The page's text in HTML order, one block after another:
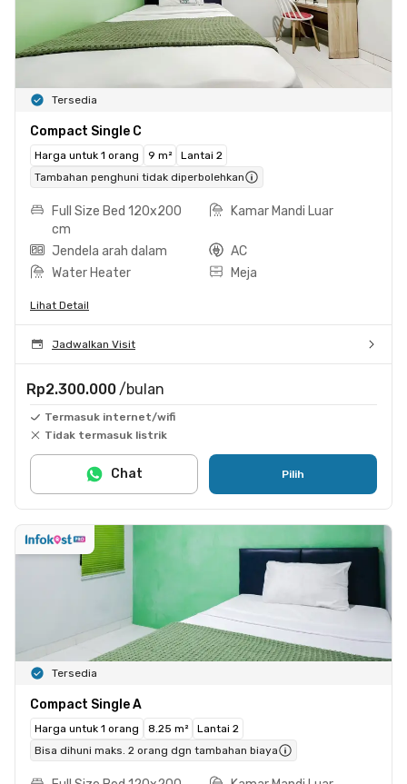
Tersedia
Compact Single C
Harga untuk 1 orang 9 m²
Lantai 2
Tambahan penghuni tidak diperbolehkan
Full Size Bed 120x200
cm
Kamar Mandi Luar
Jendela arah dalam
AC
Water Heater
Meja
Lihat Detail
Jadwalkan Visit
Rp2.300.000 /bulan
Termasuk internet/wifi
Tidak termasuk listrik
Pilih
Chat
Tersedia
Compact Single A
Harga untuk 1 orang 8.25 m²
Lantai 2
Bisa dihuni maks. 2 orang dgn tambahan biaya